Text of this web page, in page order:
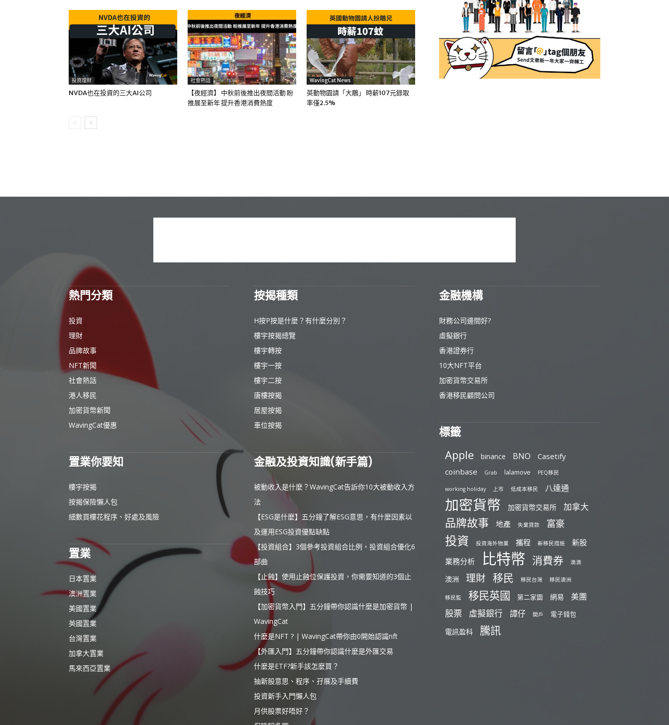
投資理財
NVDA也在投資的三大AI公司
社會熱話
【夜經濟】 中秋前後推出夜間活動 盼
推展至新年 提升香港消費熱度
WavingCat News
英動物園請「大鵰」 時薪107元錄取
率僅2.5%
熱門分類
投資
理財
品牌故事
NFT新聞
社會熱話
港人移民
加密貨幣新聞
WavingCat優惠
置業你要知
樓宇按揭
按揭保險懶人包
細數買樓花程序、好處及風險
置業
日本置業
澳洲置業
美國置業
英國置業
台灣置業
加拿大置業
馬來西亞置業
按揭種類
H按P按是什麼？有什麼分別？
樓宇按揭總覽
樓宇轉按
樓宇一按
樓宇二按
唐樓按揭
居屋按揭
車位按揭
金融及投資知識(新手篇)
被動收入是什麼？WavingCat告訴你10大被動收入方
法
【ESG是什麼】五分鐘了解ESG意思，有什麼因素以
及運用ESG投資優點缺點
【投資組合】3個參考投資組合比例，投資組合優化6
部曲
【止蝕】使用止蝕位保護投資，你需要知道的3個止
蝕技巧
【加密貨幣入門】五分鐘帶你認識什麼是加密貨幣 |
WavingCat
什麼是NFT ? | WavingCat帶你由0開始認識nft
【外匯入門】五分鐘帶你認識什麼是外匯交易
什麼是ETF?新手該怎麼買？
抽新股意思、程序、孖展及手續費
投資新手入門懶人包
月供股票好唔好？
金融機構
財務公司邊間好?
虛擬銀行
香港證券行
10大NFT平台
加密貨幣交易所
香港移民顧問公司
標籤
Apple binance BNO
Casetify
coinbase
Grab lalamove PEQ移民
working holiday 上市 低成本移民 八達通
加密貨幣 加密貨幣交易所 加拿大
品牌故事 地產 失業貸款 富豪
投資 投資海外物業 攜程 新移民措施
新股
業務分析
比特幣 消費券 滴滴
澳洲 理財 移民 移民台灣 移民澳洲
移民監 移民英國 第二家園 網易 美團
股票 虛擬銀行 譚仔 開戶 電子錢包
電訊盈科 騰訊